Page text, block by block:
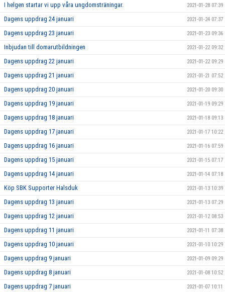
I helgen startar vi upp våra ungdomsträningar. 2021-01-28 07:39
Dagens uppdrag 24 januari 2021-01-24 07:37
Dagens uppdrag 23 januari 2021-01-23 09:36
Inbjudan till domarutbildningen 2021-01-22 09:32
Dagens uppdrag 22 januari 2021-01-22 09:29
Dagens uppdrag 21 januari 2021-01-21 07:52
Dagens uppdrag 20 januari 2021-01-20 09:30
Dagens uppdrag 19 januari 2021-01-19 09:29
Dagens uppdrag 18 januari 2021-01-18 09:13
Dagens uppdrag 17 januari 2021-01-17 10:22
Dagens uppdrag 16 januari 2021-01-16 07:59
Dagens uppdrag 15 januari 2021-01-15 07:17
Dagens uppdrag 14 januari 2021-01-14 07:18
Köp SBK Supporter Halsduk 2021-01-13 10:39
Dagens uppdrag 13 januari 2021-01-13 07:29
Dagens uppdrag 12 januari 2021-01-12 08:53
Dagens uppdrag 11 januari 2021-01-11 07:38
Dagens uppdrag 10 januari 2021-01-10 10:29
Dagens uppdrag 9 januari 2021-01-09 09:29
Dagens uppdrag 8 januari 2021-01-08 10:52
Dagens uppdrag 7 januari 2021-01-07 10:11